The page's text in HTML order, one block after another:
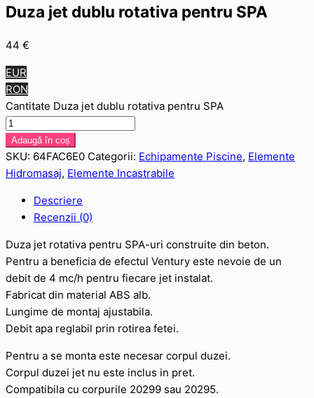
Duza jet dublu rotativa pentru SPA
44 €
EUR
RON
Cantitate Duza jet dublu rotativa pentru SPA
Adaugă în coș
SKU: 64FAC6E0 Categorii: Echipamente Piscine, Elemente
Hidromasaj, Elemente Incastrabile
Descriere
Recenzii (0)
Duza jet rotativa pentru SPA-uri construite din beton.
Pentru a beneficia de efectul Ventury este nevoie de un
debit de 4 mc/h pentru fiecare jet instalat.
Fabricat din material ABS alb.
Lungime de montaj ajustabila.
Debit apa reglabil prin rotirea fetei.
Pentru a se monta este necesar corpul duzei.
Corpul duzei jet nu este inclus in pret.
Compatibila cu corpurile 20299 sau 20295.